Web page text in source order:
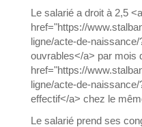
Le salarié a droit à 2,5 <a
href="https://
ligne/acte-de-
ouvrables</a> par mois
href="https://
ligne/acte-de-
effectif</a> chez le
Le salarié prend ses